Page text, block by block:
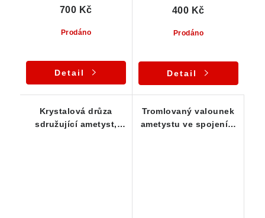
Prodáno
700 Kč
Detail
Prodáno
400 Kč
Detail
Krystalová drůza
sdružující ametyst,
Tromlovaný valounek
ametystu ve spojení s